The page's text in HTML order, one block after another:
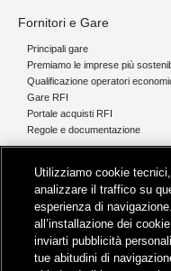
Fornitori e Gare
Principali gare
Premiamo le imprese più
Qualificazione operatori
Gare RFI
Portale acquisti RFI
Regole e documentazione
Comunicati stampa e news
Novità on line
Infomobilità
Feed - RSS
Utilizziamo cookie
analizzare il traffico su
esperienza di
all’installazione dei
inviarti pubblicità
tue abitudini di